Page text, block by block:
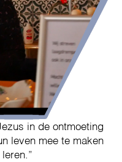
in de ontmoeting
leven mee te maken